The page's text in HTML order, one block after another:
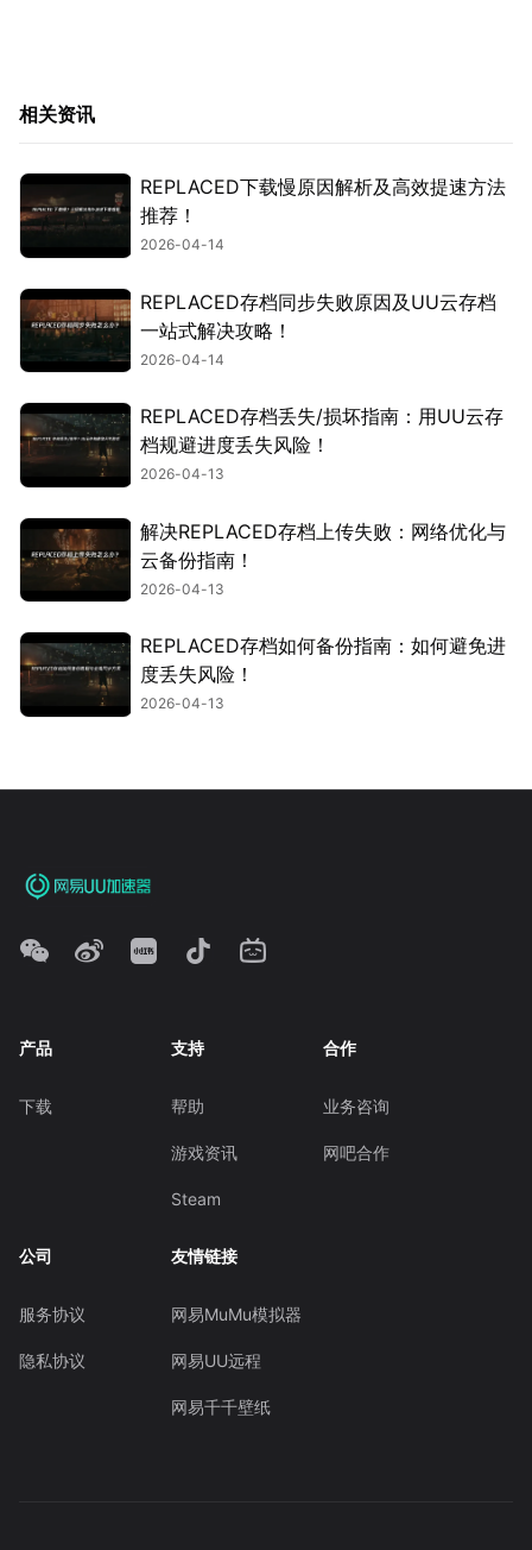
相关资讯
REPLACED下载慢原因解析及高效提速方法
推荐！
2026-04-14
REPLACED存档同步失败原因及UU云存档
一站式解决攻略！
2026-04-14
REPLACED存档丢失/损坏指南：用UU云存
档规避进度丢失风险！
2026-04-13
解决REPLACED存档上传失败：网络优化与
云备份指南！
2026-04-13
REPLACED存档如何备份指南：如何避免进
度丢失风险！
2026-04-13
产品
下载
支持
帮助
游戏资讯
Steam
合作
业务咨询
网吧合作
公司
服务协议
隐私协议
友情链接
网易MuMu模拟器
网易UU远程
网易千千壁纸